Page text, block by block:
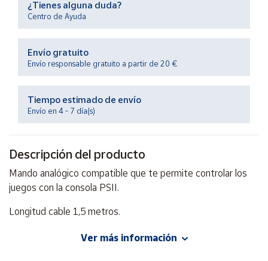
Productos
Solidarios
Ayuda
Centro
de ayuda
Contacto
Vendedores
Mapa de
Hazte
¿Tienes alguna duda?
Centro de Ayuda
Envío gratuito
Envío responsable gratuito a partir de 20 €
Tiempo estimado de envío
Envío en 4 - 7 día(s)
Descripción del producto
Mando analógico compatible que te permite controlar los
juegos con la consola PSII.
Longitud cable 1,5 metros.
Importante. Mando compatible con consolas PS2, NO
Ver más información